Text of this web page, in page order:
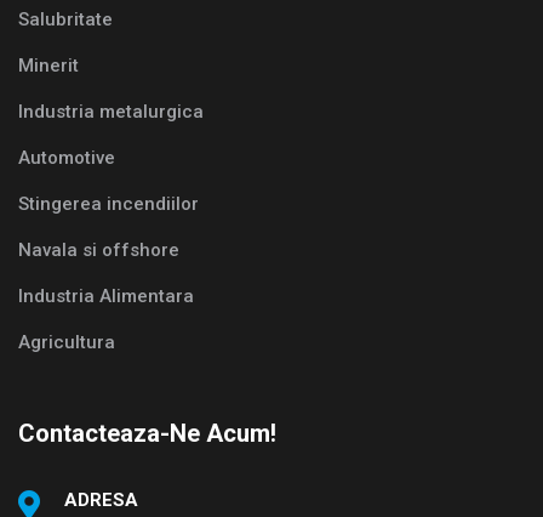
Salubritate
Minerit
Industria metalurgica
Automotive
Stingerea incendiilor
Navala si offshore
Industria Alimentara
Agricultura
Contacteaza-Ne Acum!
ADRESA